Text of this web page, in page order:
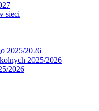
sieci
2025/2026
2025/2026
2026